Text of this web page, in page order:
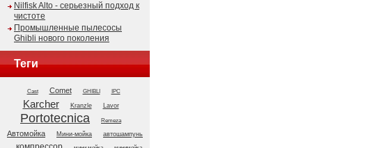
Nilfisk Alto - серьезный подход к
чистоте
Промышленные пылесосы
Ghibli нового поколения
Теги
Cast Comet GHIBLI IPC
Karcher Kranzle Lavor
Portotecnica Remeza
Автомойка Мини-мойка автошампунь